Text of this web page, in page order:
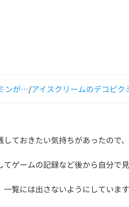
ンが…/アイスクリームのデコピ
ておきたい気持ちがあったので
ゲームの記録など後から自分で
覧には出さないようにしていま